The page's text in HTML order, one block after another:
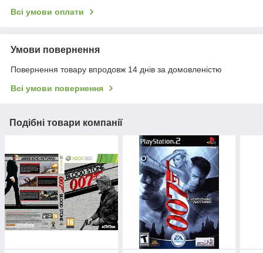
Всі умови оплати
Умови повернення
Повернення товару впродовж 14 днів за домовленістю
Всі умови повернення
Подібні товари компанії